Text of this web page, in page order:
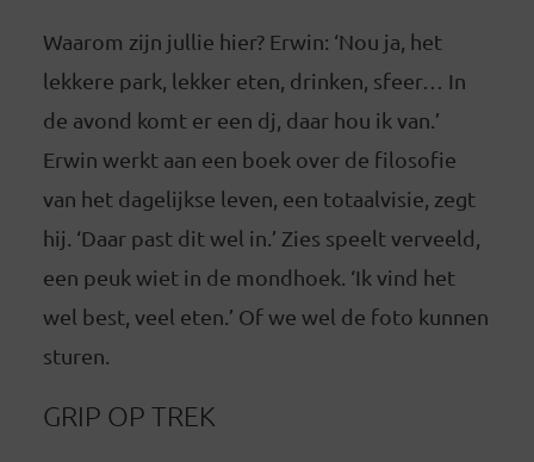
Waarom zijn jullie hier? Erwin: ‘Nou ja, het
lekkere park, lekker eten, drinken, sfeer… In
de avond komt er een dj, daar hou ik van.’
Erwin werkt aan een boek over de filosofie
van het dagelijkse leven, een totaalvisie, zegt
hij. ‘Daar past dit wel in.’ Zies speelt verveeld,
een peuk wiet in de mondhoek. ‘Ik vind het
wel best, veel eten.’ Of we wel de foto kunnen
sturen.
GRIP OP TREK